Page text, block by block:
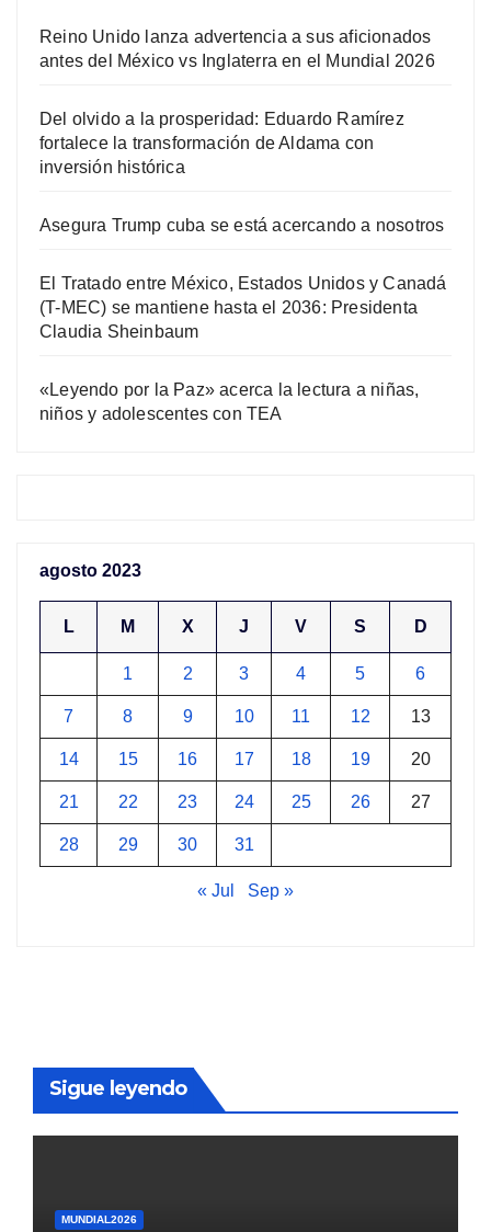
Reino Unido lanza advertencia a sus aficionados
antes del México vs Inglaterra en el Mundial 2026
Del olvido a la prosperidad: Eduardo Ramírez
fortalece la transformación de Aldama con
inversión histórica
Asegura Trump cuba se está acercando a nosotros
El Tratado entre México, Estados Unidos y Canadá
(T-MEC) se mantiene hasta el 2036: Presidenta
Claudia Sheinbaum
«Leyendo por la Paz» acerca la lectura a niñas,
niños y adolescentes con TEA
agosto 2023
L M X J V S D
1 2 3 4 5 6
7 8 9 10 11 12 13
14 15 16 17 18 19 20
21 22 23 24 25 26 27
28 29 30 31
« Jul Sep »
Sigue leyendo
MUNDIAL2026